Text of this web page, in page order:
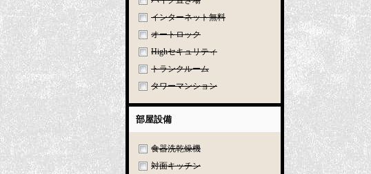
インターネット無料
オートロック
Highセキュリティ
トランクルーム
タワーマンション
部屋設備
食器洗乾燥機
対面キッチン